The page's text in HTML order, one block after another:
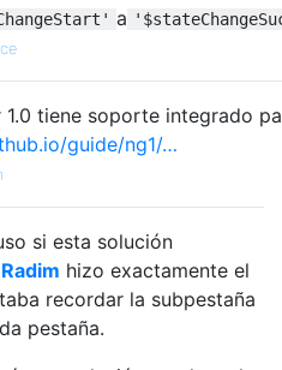
a
1.0 tiene soporte integrado
guide/ng1/…
si esta solución
Radim hizo exactamente el
recordar la subpestaña
pestaña.